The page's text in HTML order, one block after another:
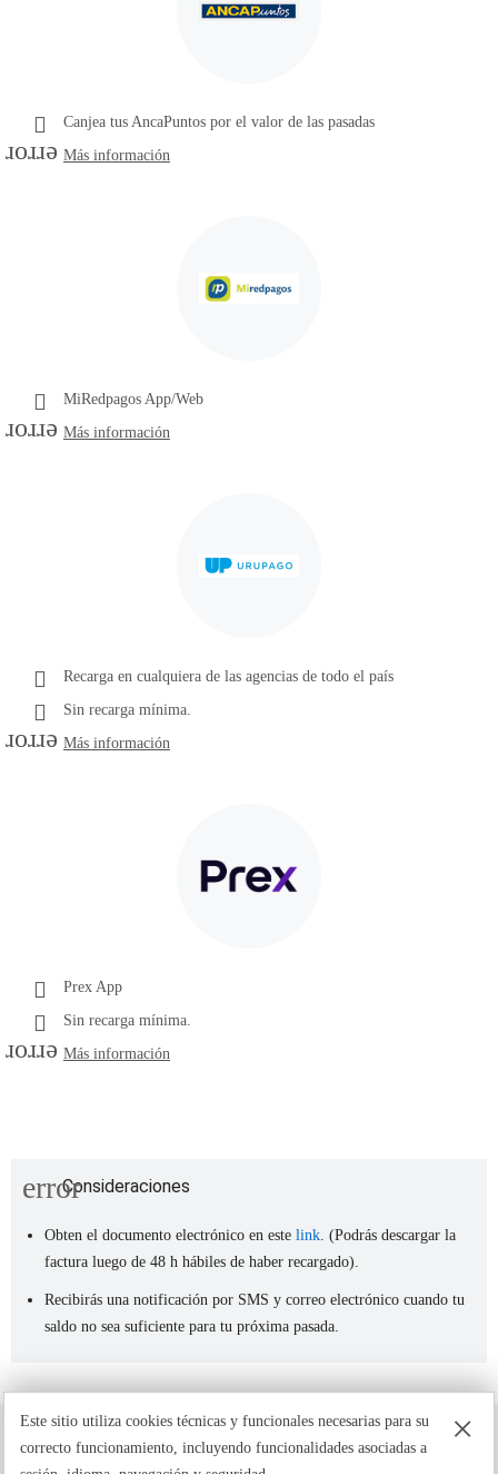
Canjea tus AncaPuntos por el valor de las pasadas
error Más información
MiRedpagos App/Web
error Más información
Recarga en cualquiera de las agencias de todo el país
Sin recarga mínima.
error Más información
Prex App
Sin recarga mínima.
error Más información
errorConsideraciones
Obten el documento electrónico en este link. (Podrás descargar la
factura luego de 48 h hábiles de haber recargado).
Recibirás una notificación por SMS y correo electrónico cuando tu
saldo no sea suficiente para tu próxima pasada.
×
Este sitio utiliza cookies técnicas y funcionales necesarias para su
correcto funcionamiento, incluyendo funcionalidades asociadas a